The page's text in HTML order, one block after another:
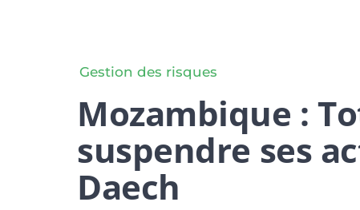
Gestion des risques
Mozambique :
suspendre ses
Daech